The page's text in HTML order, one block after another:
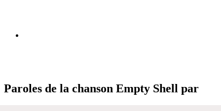
Paroles de la chanson Empty Shell par